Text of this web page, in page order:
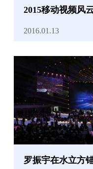
2015移动视频风
2016.01.13
罗振宇在水立方